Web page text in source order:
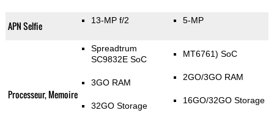
APN Selfie 13-MP f/2 5-MP
Processeur, Memoire
Spreadtrum
SC9832E SoC
3GO RAM
32GO Storage
MT6761) SoC
2GO/3GO RAM
16GO/32GO Storage